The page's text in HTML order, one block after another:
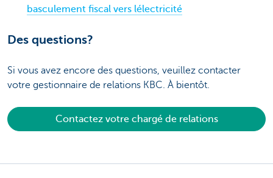
basculement fiscal vers lélectricité
Des questions?
Si vous avez encore des questions, veuillez contacter
votre gestionnaire de relations KBC. À bientôt.
Contactez votre chargé de relations